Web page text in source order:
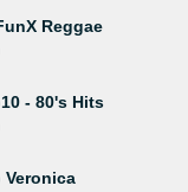
Reggae
- 80's Hits
Veronica